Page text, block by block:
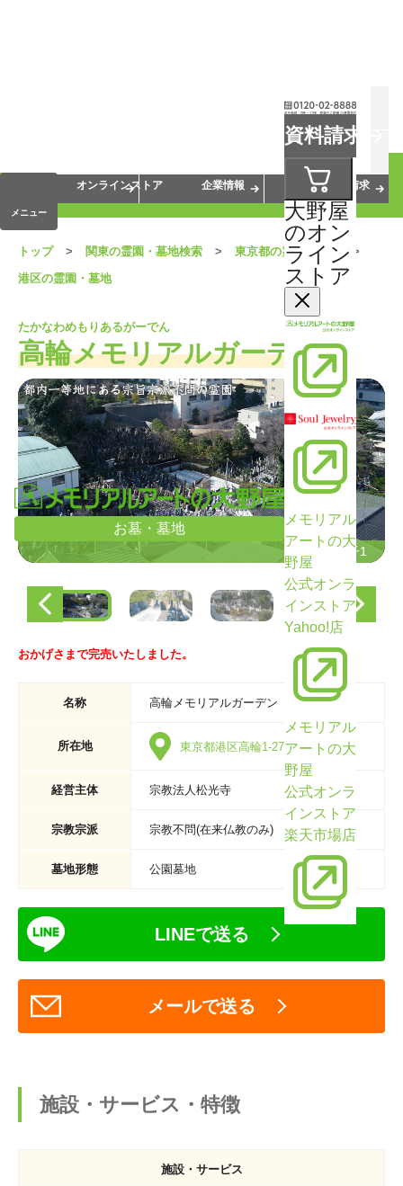
お墓・墓地
資料請求
大野屋
のオン
ライン
ストア
メモリアル
アートの大
野屋
公式オンラ
インストア
Yahoo!店
メモリアル
アートの大
野屋
公式オンラ
インストア
楽天市場店
メニュー
会員サービス
オンラインストア
企業情報 資料請求
トップ 関東の霊園・墓地検索
東京都の霊園・墓地
港区の霊園・墓地
たかなわめもりあるがーでん
高輪メモリアルガーデン
墓域の様子1
墓域の様子1
おかげさまで完売いたしました。
名称 高輪メモリアルガーデン
所在地 東京都港区高輪1-27-18
経営主体 宗教法人松光寺
宗教宗派 宗教不問(在来仏教のみ)
墓地形態 公園墓地
LINEで送る
メールで送る
施設・サービス・特徴
施設・サービス